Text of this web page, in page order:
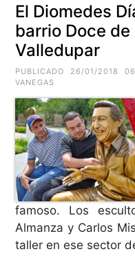
El Diomedes
barrio Doce
Valledupar
PUBLICADO 26/01/2018
VANEGAS
famoso. Los
Almanza y Carlos
taller en ese sector